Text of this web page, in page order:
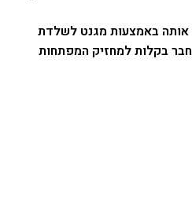
אותה באמצעות מגנט לשלדת
בקלות למחזיק המפתחות